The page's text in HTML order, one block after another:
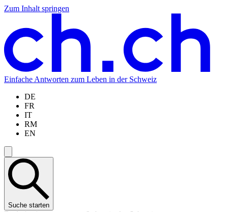
Zum Inhalt springen
Zum
springen
Zur
springen
Zur
springen
Zur
springen
Einfache Antworten zum Leben in der Schweiz
DE
FR
IT
RM
EN
Suche starten